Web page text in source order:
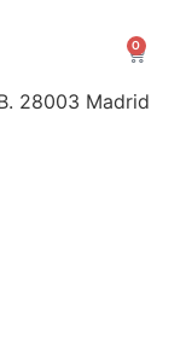
0
28003 Madrid